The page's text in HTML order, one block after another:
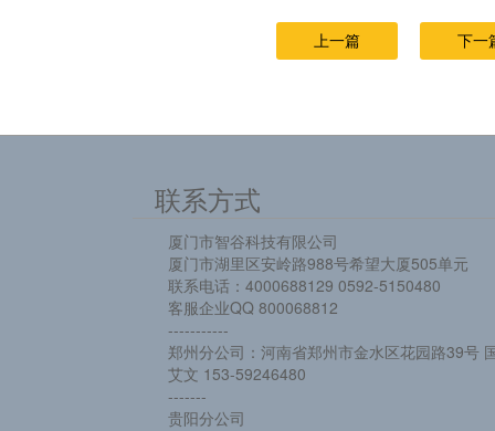
上一篇 下一
联系方式
厦门市智谷科技有限公司
厦门市湖里区安岭路988号希望大厦505单元
联系电话：4000688129 0592-5150480
客服企业QQ 800068812
-----------
郑州分公司：河南省郑州市金水区花园路39号
艾文 153-59246480
-------
贵阳分公司